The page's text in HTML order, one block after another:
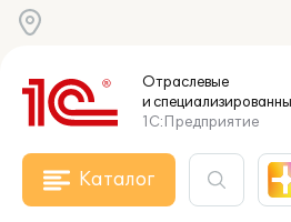
Отраслевые
и
1С:Предприятие
Каталог